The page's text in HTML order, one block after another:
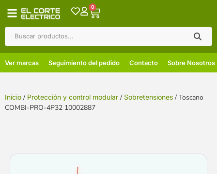
0
Ver marcas Seguimiento del pedido Contacto Sobre Nosotros
Inicio / Protección y control modular / Sobretensiones / Toscano
COMBI-PRO-4P32 10002887